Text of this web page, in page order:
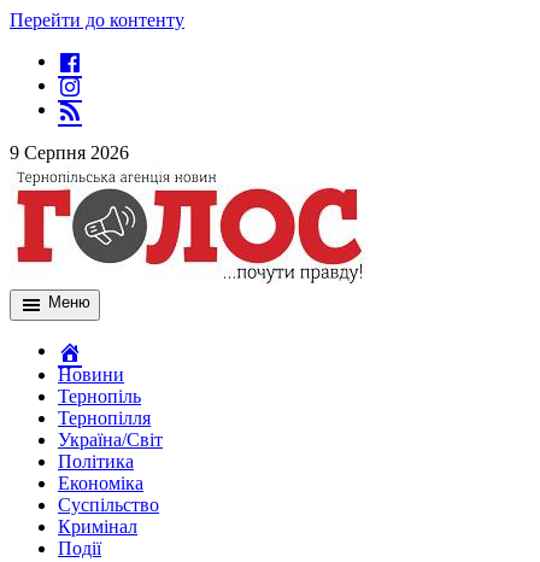
Перейти до контенту
9 Серпня 2026
Меню
Новини
Тернопіль
Тернопілля
Україна/Світ
Політика
Економіка
Суспільство
Кримінал
Події